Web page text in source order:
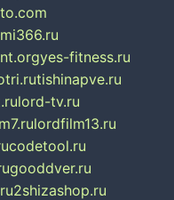
yes-fitness.ru
tishinapve.ru
lord-tv.ru
lordfilm13.ru
codetool.ru
gooddver.ru
2shizashop.ru